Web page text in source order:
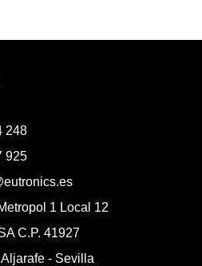
248
925
1 Local 12
C.P. 41927
- Sevilla